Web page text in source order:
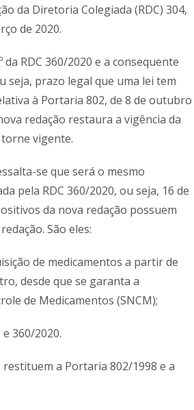
da Diretoria Colegiada (RDC) 304,
de 2020.
RDC 360/2020 e a consequente
seja, prazo legal que uma lei tem
à Portaria 802, de 8 de outubro
redação restaura a vigência da
vigente.
se que será o mesmo
pela RDC 360/2020, ou seja, 16 de
da nova redação possuem
São eles:
de medicamentos a partir de
desde que se garanta a
de Medicamentos (SNCM);
360/2020.
restituem a Portaria 802/1998 e a